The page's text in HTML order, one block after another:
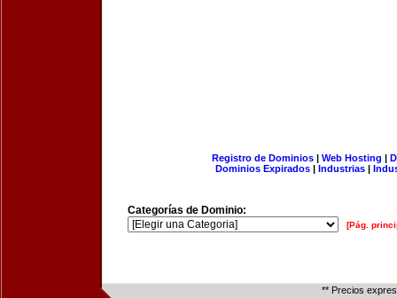
Registro de Dominios| Web Hosting |
Dominios Expirados | Industrias |
Categorías de Dominio:
[Pág.
** Precios